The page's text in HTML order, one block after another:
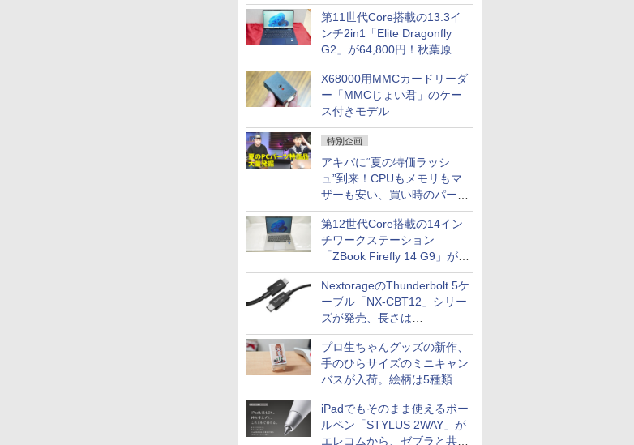
第11世代Core搭載の13.3イ
ンチ2in1「Elite Dragonfly
G2」が64,800円！秋葉原で
中古PCセール
X68000用MMCカードリーダ
ー「MMCじょい君」のケー
ス付きモデル
特別企画
アキバに“夏の特価ラッシ
ュ”到来！CPUもメモリもマ
ザーも安い、買い時のパーツ
は？【8月7日(金)22時配信】
第12世代Core搭載の14イン
チワークステーション
「ZBook Firefly 14 G9」が
79,800円！秋葉原で中古PC
セール
NextorageのThunderbolt 5ケ
ーブル「NX-CBT12」シリー
ズが発売、長さは
30cm/50cm/1mの3種類
プロ生ちゃんグッズの新作、
手のひらサイズのミニキャン
バスが入荷。絵柄は5種類
iPadでもそのまま使えるボー
ルペン「STYLUS 2WAY」が
エレコムから、ゼブラと共同